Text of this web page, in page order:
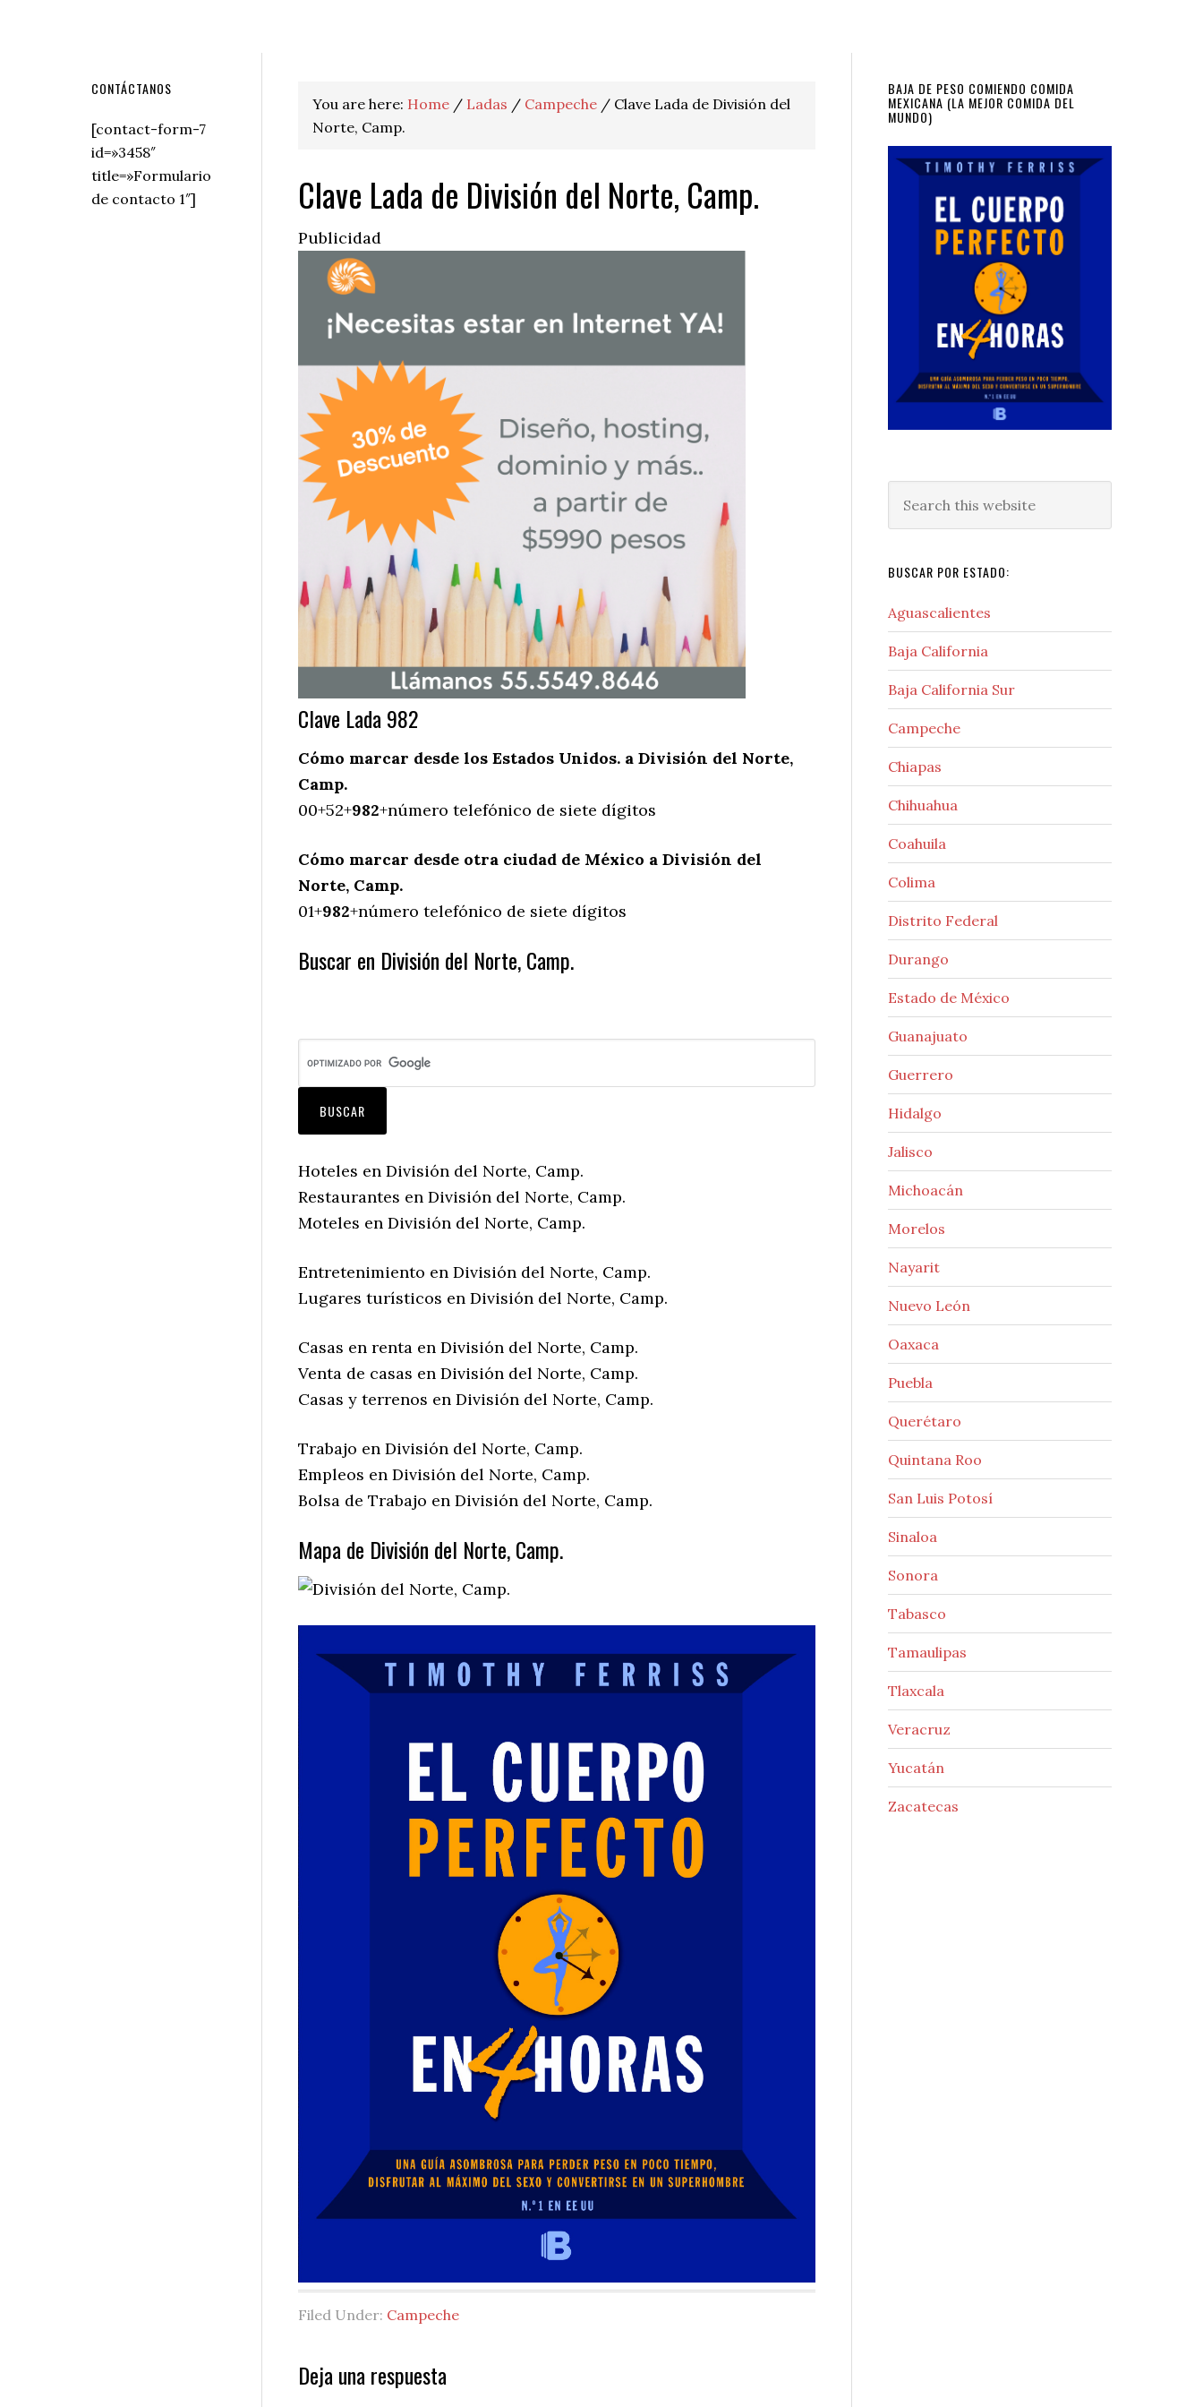
You are here: Home / Ladas / Campeche / Clave Lada de División del
Norte, Camp.
Clave Lada de División del Norte, Camp.
Publicidad
Clave Lada 982
Cómo marcar desde los Estados Unidos. a División del Norte,
Camp.
00+52+982+número telefónico de siete dígitos
Cómo marcar desde otra ciudad de México a División del
Norte, Camp.
01+982+número telefónico de siete dígitos
Buscar en División del Norte, Camp.
Hoteles en División del Norte, Camp.
Restaurantes en División del Norte, Camp.
Moteles en División del Norte, Camp.
Entretenimiento en División del Norte, Camp.
Lugares turísticos en División del Norte, Camp.
Casas en renta en División del Norte, Camp.
Venta de casas en División del Norte, Camp.
Casas y terrenos en División del Norte, Camp.
Trabajo en División del Norte, Camp.
Empleos en División del Norte, Camp.
Bolsa de Trabajo en División del Norte, Camp.
Mapa de División del Norte, Camp.
Filed Under: Campeche
Reader
Deja una respuesta
Primary
Sidebar
BAJA DE PESO COMIENDO COMIDA
MEXICANA (LA MEJOR COMIDA DEL
MUNDO)
this
BUSCAR POR ESTADO:
Aguascalientes
Baja California
Baja California Sur
Campeche
Chiapas
Chihuahua
Coahuila
Colima
Distrito Federal
Durango
Estado de México
Guanajuato
Guerrero
Hidalgo
Jalisco
Michoacán
Morelos
Nayarit
Nuevo León
Oaxaca
Puebla
Querétaro
Quintana Roo
San Luis Potosí
Sinaloa
Sonora
Tabasco
Tamaulipas
Tlaxcala
Veracruz
Yucatán
Zacatecas
Secondary
Sidebar
CONTÁCTANOS
[contact-form-7
id=»3458″
title=»Formulario
de contacto 1″]